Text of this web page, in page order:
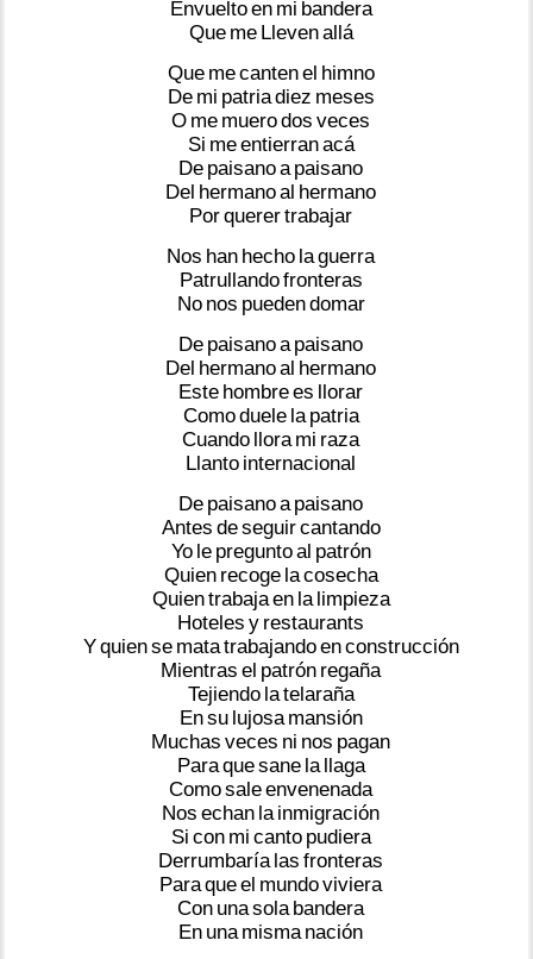
Envueltoen mi bandera
Que me Llevenallá
Que mecantenel himno
De mi patriadiez meses
O me muerodos veces
Si meentierranacá
De paisanoa paisano
Del hermanoal hermano
Porquerertrabajar
Nos han hecho laguerra
Patrullandofronteras
No nos puedendomar
De paisanoa paisano
Del hermanoal hermano
Este hombrees llorar
Comoduele la patria
Cuando llora mi raza
Llanto internacional
De paisanoa paisano
Antes deseguircantando
Yo le preguntoal patrón
Quien recoge lacosecha
Quientrabajaen la limpieza
Hoteles y restaurants
Yquiense matatrabajandoenconstrucción
Mientras el patrón regaña
Tejiendo latelaraña
Ensu lujosa mansión
Muchas veces ni nos pagan
Paraquesane la llaga
Comosaleenvenenada
Nos echan la inmigración
Si con mi canto pudiera
Derrumbaría las fronteras
Paraqueel mundoviviera
Con unasola bandera
En una misma nación